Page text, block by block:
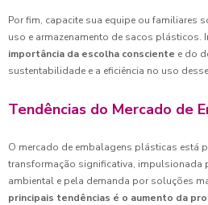
Por fim, capacite sua equipe ou familiares
uso e armazenamento de sacos plásticos.
importância da escolha consciente e do
sustentabilidade e a eficiência no uso
Tendências do Mercado de
O mercado de embalagens plásticas está
transformação significativa, impulsionada
ambiental e pela demanda por soluções
principais tendências é o aumento da